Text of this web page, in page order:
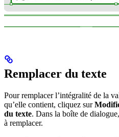
Remplacer du texte
Pour remplacer l’intégralité de la
qu’elle contient, cliquez sur
du texte. Dans la boîte de
à remplacer.